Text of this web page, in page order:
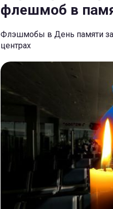
флешмоб в
Флэшмобы в День памяти
центрах